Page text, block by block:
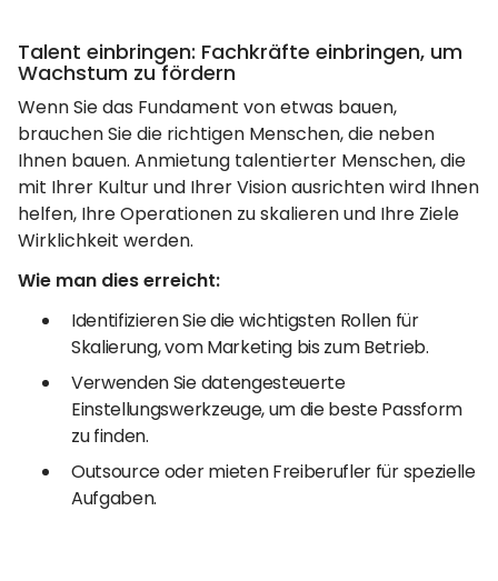
Talent einbringen: Fachkräfte einbringen, um
Wachstum zu fördern
Wenn Sie das Fundament von etwas bauen,
brauchen Sie die richtigen Menschen, die neben
Ihnen bauen. Anmietung talentierter Menschen, die
mit Ihrer Kultur und Ihrer Vision ausrichten wird Ihnen
helfen, Ihre Operationen zu skalieren und Ihre Ziele
Wirklichkeit werden.
Wie man dies erreicht:
Identifizieren Sie die wichtigsten Rollen für
Skalierung, vom Marketing bis zum Betrieb.
Verwenden Sie datengesteuerte
Einstellungswerkzeuge, um die beste Passform
zu finden.
Outsource oder mieten Freiberufler für spezielle
Aufgaben.